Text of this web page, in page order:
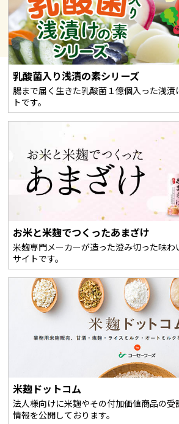
乳酸菌入り浅漬の素シリーズ
腸まで届く生きた乳酸菌１億個入った浅漬
トです。
お米と米麹でつくったあまざけ
米麹専門メーカーが造った澄み切った味わ
サイトです。
米麹ドットコム
法人様向けに米麹やその付加価値商品の受
情報を公開しております。